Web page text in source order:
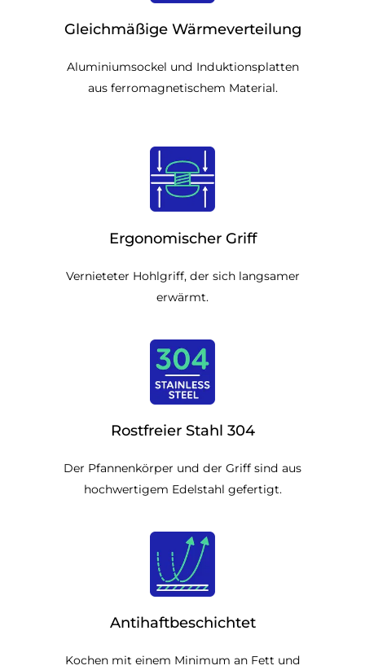
Gleichmäßige Wärmeverteilung
Aluminiumsockel und Induktionsplatten
aus ferromagnetischem Material.
Ergonomischer Griff
Vernieteter Hohlgriff, der sich langsamer
erwärmt.
Rostfreier Stahl 304
Der Pfannenkörper und der Griff sind aus
hochwertigem Edelstahl gefertigt.
Antihaftbeschichtet
Kochen mit einem Minimum an Fett und